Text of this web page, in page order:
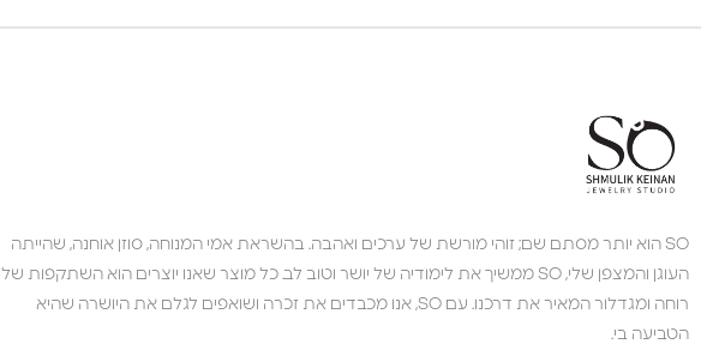
SO הוא יותר מסתם שם; זוהי מורשת של ערכים ואהבה. בהשראת אמי המנוחה, סוזן אוחנה, שהייתה
העוגן והמצפן שלי, SO ממשיך את לימודיה של יושר וטוב לב. כל מוצר שאנו יוצרים הוא השתקפות של
רוחה ומגדלור המאיר את דרכנו. עם SO, אנו מכבדים את זכרה ושואפים לגלם את היושרה שהיא
הטביעה בי.